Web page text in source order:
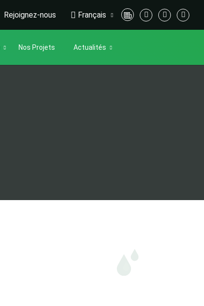
Rejoignez-nous Français
Nos Projets Actualités